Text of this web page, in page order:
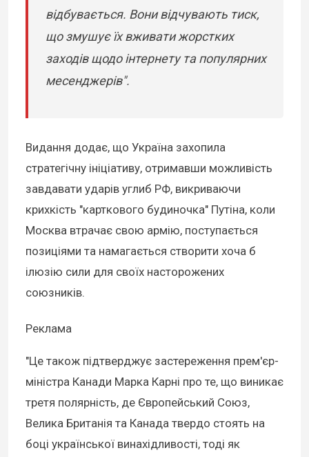
відбувається. Вони відчувають тиск,
що змушує їх вживати жорстких
заходів щодо інтернету та популярних
месенджерів".
Видання додає, що Україна захопила
стратегічну ініціативу, отримавши можливість
завдавати ударів углиб РФ, викриваючи
крихкість "карткового будиночка" Путіна, коли
Москва втрачає свою армію, поступається
позиціями та намагається створити хоча б
ілюзію сили для своїх насторожених
союзників.
Реклама
"Це також підтверджує застереження прем'єр-
міністра Канади Марка Карні про те, що виникає
третя полярність, де Європейський Союз,
Велика Британія та Канада твердо стоять на
боці української винахідливості, тоді як